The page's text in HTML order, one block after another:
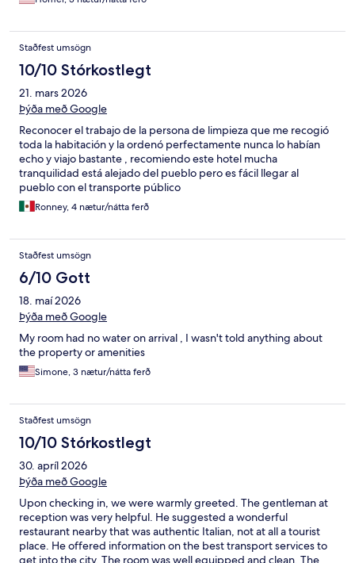
Staðfest umsögn
10/10 Stórkostlegt
21. mars 2026
Þýða með Google
Reconocer el trabajo de la persona de limpieza que me recogió
toda la habitación y la ordenó perfectamente nunca lo habían
echo y viajo bastante , recomiendo este hotel mucha
tranquilidad está alejado del pueblo pero es fácil llegar al
pueblo con el transporte público
Ronney, 4 nætur/nátta ferð
Staðfest umsögn
6/10 Gott
18. maí 2026
Þýða með Google
My room had no water on arrival , I wasn't told anything about
the property or amenities
Simone, 3 nætur/nátta ferð
Staðfest umsögn
10/10 Stórkostlegt
30. apríl 2026
Þýða með Google
Upon checking in, we were warmly greeted. The gentleman at
reception was very helpful. He suggested a wonderful
restaurant nearby that was authentic Italian, not at all a tourist
place. He offered information on the best transport services to
get into the city. The room was well equipped and clean. The